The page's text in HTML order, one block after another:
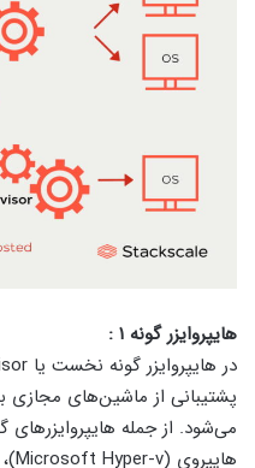
هایپروایزر گونه ۱ :
پشتیبانی از ماشین‌های
می‌شود. از جمله